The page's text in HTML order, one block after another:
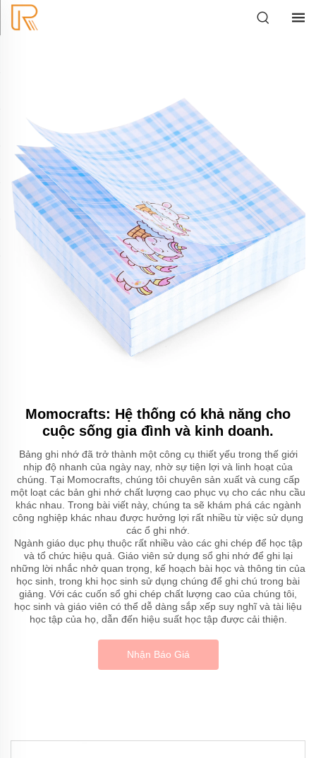
Momocrafts: Hệ thống có khả năng cho
cuộc sống gia đình và kinh doanh.
Bảng ghi nhớ đã trở thành một công cụ thiết yếu trong thế giới
nhịp độ nhanh của ngày nay, nhờ sự tiện lợi và linh hoạt của
chúng. Tại Momocrafts, chúng tôi chuyên sản xuất và cung cấp
một loạt các bản ghi nhớ chất lượng cao phục vụ cho các nhu cầu
khác nhau. Trong bài viết này, chúng ta sẽ khám phá các ngành
công nghiệp khác nhau được hưởng lợi rất nhiều từ việc sử dụng
các ổ ghi nhớ.
Ngành giáo dục phụ thuộc rất nhiều vào các ghi chép để học tập
và tổ chức hiệu quả. Giáo viên sử dụng sổ ghi nhớ để ghi lại
những lời nhắc nhở quan trọng, kế hoạch bài học và thông tin của
học sinh, trong khi học sinh sử dụng chúng để ghi chú trong bài
giảng. Với các cuốn sổ ghi chép chất lượng cao của chúng tôi,
học sinh và giáo viên có thể dễ dàng sắp xếp suy nghĩ và tài liệu
học tập của họ, dẫn đến hiệu suất học tập được cải thiện.
Nhận Báo Giá